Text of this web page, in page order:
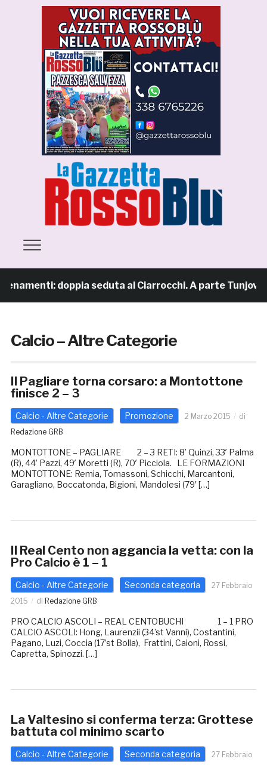
doppia seduta al Ciarrocchi. A parte Tunjov
Calcio – Altre Categorie
Il Pagliare torna corsaro: a Montottone
finisce 2 – 3
Calcio - Altre Categorie Promozione 2 Marzo 2015
di
Redazione GRB
MONTOTTONE – PAGLIARE 2 – 3 RETI: 8′ Quinzi, 33′ Palma
(R), 44′ Pazzi, 49′ Moretti (R), 70′ Picciola. LE FORMAZIONI
MONTOTTONE: Remia, Tomassoni, Schicchi, Marcantoni,
Garagliano, Boccatonda, Bigioni, Mandolesi (79′ […]
Il Real Cento non aggancia la vetta: con la
Pro Calcio è 1 – 1
Calcio - Altre Categorie Seconda categoria
27 Febbraio
2015
di Redazione GRB
PRO CALCIO ASCOLI – REAL CENTOBUCHI 1 – 1 PRO
CALCIO ASCOLI: Hong, Laurenzii (34’st Vanni), Costantini,
Pagano, Luzi, Coccia (17’st Bolla), Frattini, Caioni, Rossi,
Capretta, Spinozzi. […]
La Valtesino si conferma terza: Grottese
battuta col minimo scarto
Calcio - Altre Categorie Seconda categoria
27 Febbraio